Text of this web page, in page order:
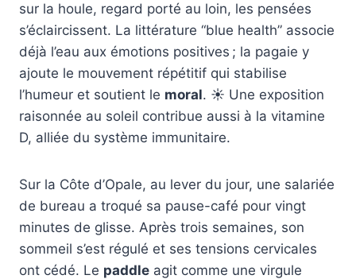
sur la houle, regard porté au loin, les pensées
s’éclaircissent. La littérature “blue health” associe
déjà l’eau aux émotions positives ; la pagaie y
ajoute le mouvement répétitif qui stabilise
l’humeur et soutient le moral. ☀️ Une exposition
raisonnée au soleil contribue aussi à la vitamine
D, alliée du système immunitaire.
Sur la Côte d’Opale, au lever du jour, une salariée
de bureau a troqué sa pause-café pour vingt
minutes de glisse. Après trois semaines, son
sommeil s’est régulé et ses tensions cervicales
ont cédé. Le paddle agit comme une virgule